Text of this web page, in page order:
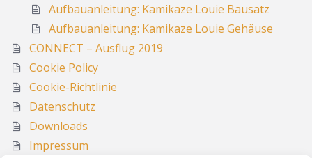
Aufbauanleitung: Kamikaze Louie Bausatz
Aufbauanleitung: Kamikaze Louie Gehäuse
CONNECT – Ausflug 2019
Cookie Policy
Cookie-Richtlinie
Datenschutz
Downloads
Impressum